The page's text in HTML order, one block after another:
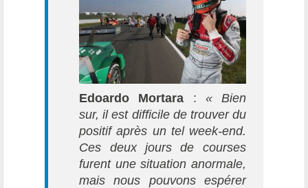
Edoardo Mortara : « Bien
sur, il est difficile de trouver du
positif après un tel week-end.
Ces deux jours de courses
furent une situation anormale,
mais nous pouvons espérer